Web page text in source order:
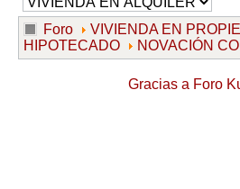
Foro VIVIENDA EN
HIPOTECADO
NOVACIÓN
Gracias a Foro